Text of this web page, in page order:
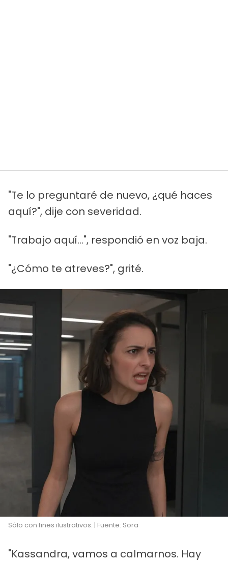
"Te lo preguntaré de nuevo, ¿qué haces
aquí?", dije con severidad.
"Trabajo aquí...", respondió en voz baja.
"¿Cómo te atreves?", grité.
Sólo con fines ilustrativos. | Fuente: Sora
"Kassandra, vamos a calmarnos. Hay